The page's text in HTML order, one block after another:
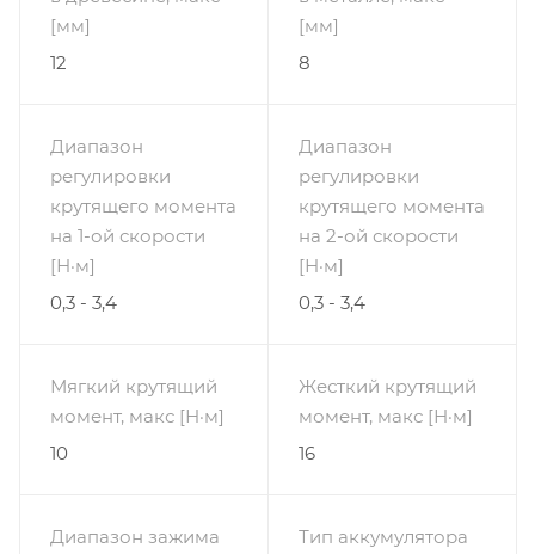
[мм]
12
[мм]
8
Диапазон
регулировки
крутящего момента
на 1-ой скорости
[Н·м]
0,3 - 3,4
Диапазон
регулировки
крутящего момента
на 2-ой скорости
[Н·м]
0,3 - 3,4
Мягкий крутящий
момент, макс [Н·м]
10
Жесткий крутящий
момент, макс [Н·м]
16
Диапазон зажима
Тип аккумулятора